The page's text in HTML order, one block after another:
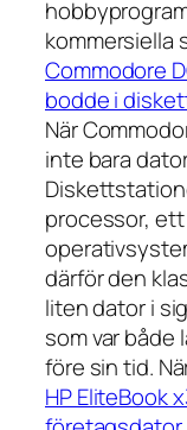
kommersiella
Commodore
bodde i
När
inte bara
processor,
därför den
liten dator i
som var både
före sin tid.
HP EliteBook